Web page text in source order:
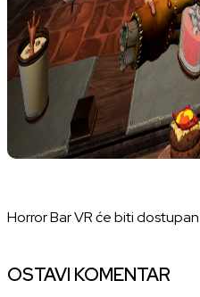
Horror Bar VR će biti
OSTAVI KOMENTAR